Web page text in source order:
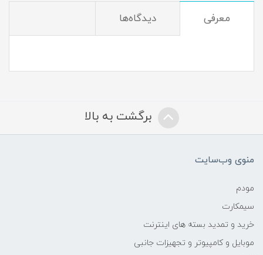
معرفی دیدگاه‌ها
برگشت به بالا
منوی وب‌سایت
مودم
سیمکارت
خرید و تمدید بسته های اینترنت
موبایل و کامپیوتر و تجهیزات جانبی